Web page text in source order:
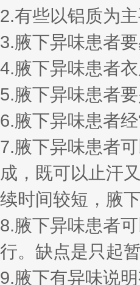
2.有些以铝质为
3.腋下异味患者
4.腋下异味患者
5.腋下异味患者
6.腋下异味患者
7.腋下异味患者
成，既可以止汗
续时间较短，腋
8.腋下异味患者
行。缺点是只起
9.腋下有异味说